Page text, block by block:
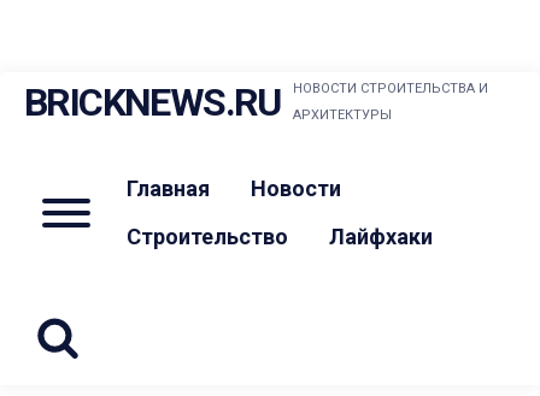
SkipBRICKNEWS.RU
НОВОСТИ СТРОИТЕЛЬСТВА И
АРХИТЕКТУРЫ
Menu Главная
Новости
Строительство
Лайфхаки